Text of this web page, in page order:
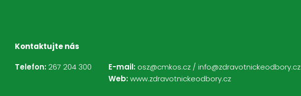
Kontaktujte nás
Telefon: 267 204 300 E-mail: osz@cmkos.cz / info@zdravotnickeodbory.cz
Web:www.zdravotnickeodbory.cz